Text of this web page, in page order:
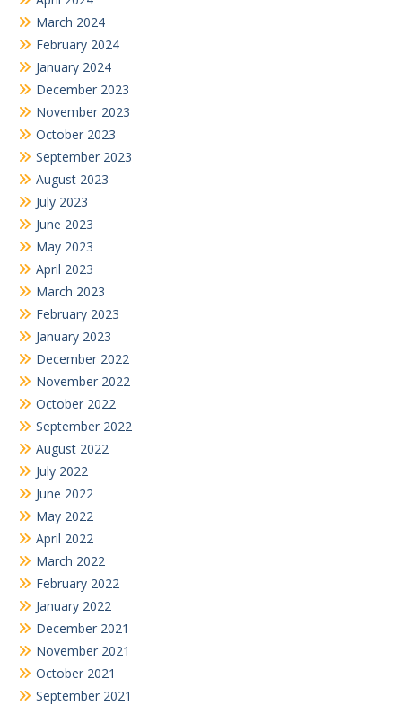
March 2024
February 2024
January 2024
December 2023
November 2023
October 2023
September 2023
August 2023
July 2023
June 2023
May 2023
April 2023
March 2023
February 2023
January 2023
December 2022
November 2022
October 2022
September 2022
August 2022
July 2022
June 2022
May 2022
April 2022
March 2022
February 2022
January 2022
December 2021
November 2021
October 2021
September 2021